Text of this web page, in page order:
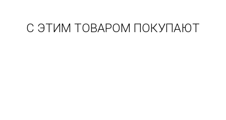
С ЭТИМ ТОВАРОМ ПОКУПАЮТ